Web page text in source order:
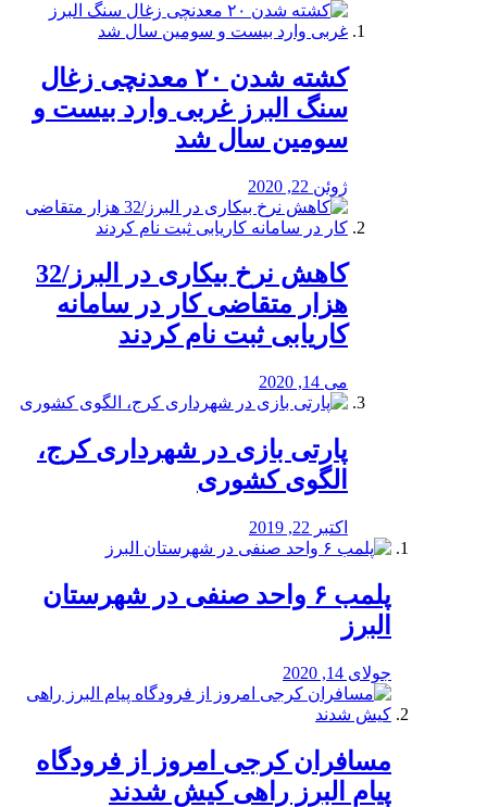
کشته شدن ۲۰ معدنچی زغال
سنگ البرز غربی وارد بیست و
سومین سال شد
ژوئن 22, 2020
کاهش نرخ بیکاری در البرز/32
هزار متقاضی کار در سامانه
کاریابی ثبت نام کردند
می 14, 2020
پارتی بازی در شهرداری کرج،
الگوی کشوری
اکتبر 22, 2019
پلمب ۶ واحد صنفی در شهرستان
البرز
جولای 14, 2020
مسافران کرجی امروز از فرودگاه
پیام البرز راهی کیش شدند